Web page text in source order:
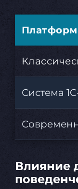
Система
Влияние